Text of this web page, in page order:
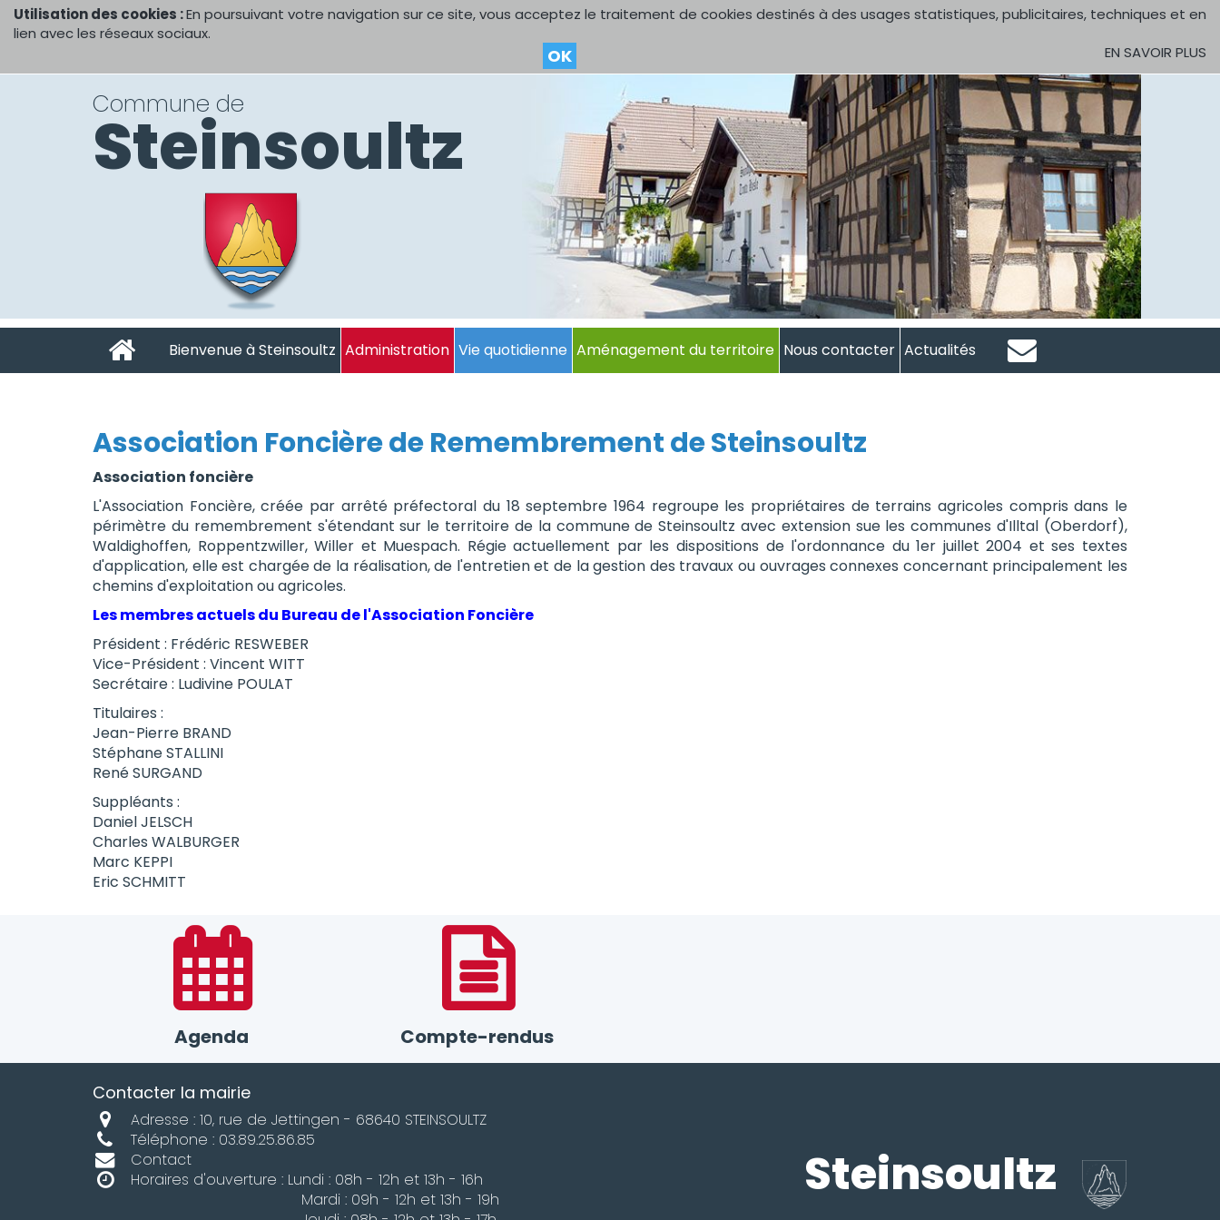
Utilisation des cookies :En poursuivant votre navigation sur ce site, vous acceptez le traitement de cookies destinés à des usages statistiques, publicitaires, techniques et en
lien avec les réseaux sociaux.
OK EN SAVOIR PLUS
Commune de
Steinsoultz
Bienvenue à Steinsoultz Administration Vie quotidienne Aménagement du territoire Nous contacter Actualités
Association Foncière de Remembrement de Steinsoultz
Association foncière
L'Association Foncière, créée par arrêté préfectoral du 18 septembre 1964 regroupe les propriétaires de terrains agricoles compris dans le
périmètre du remembrement s'étendant sur le territoire de la commune de Steinsoultz avec extension sue les communes d'Illtal (Oberdorf),
Waldighoffen, Roppentzwiller, Willer et Muespach. Régie actuellement par les dispositions de l'ordonnance du 1er juillet 2004 et ses textes
d'application, elle est chargée de la réalisation, de l'entretien et de la gestion des travaux ou ouvrages connexes concernant principalement les
chemins d'exploitation ou agricoles.
Les membres actuels du Bureau de l'Association Foncière
Président : Frédéric RESWEBER
Vice-Président : Vincent WITT
Secrétaire : Ludivine POULAT
Titulaires :
Jean-Pierre BRAND
Stéphane STALLINI
René SURGAND
Suppléants :
Daniel JELSCH
Charles WALBURGER
Marc KEPPI
Eric SCHMITT
Agenda Compte-rendus
Contacter la mairie
Adresse : 10, rue de Jettingen - 68640 STEINSOULTZ
Téléphone : 03.89.25.86.85
Contact
Horaires d'ouverture : Lundi : 08h - 12h et 13h - 16h
Mardi : 09h - 12h et 13h - 19h
Steinsoultz